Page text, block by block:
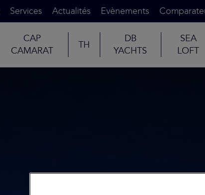
Services Actualités Evènements
CAP
CAMARAT
TH
DB
YACHTS
SEA
LOFT